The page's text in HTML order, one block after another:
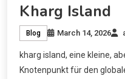
Kharg Island
Blog March 14, 2026
kharg island, eine kleine,
Knotenpunkt für den